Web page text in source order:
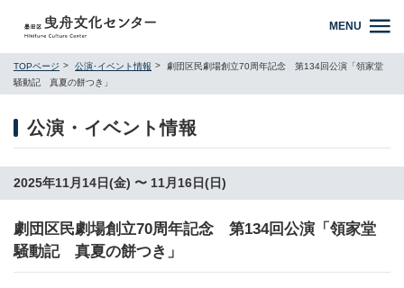
MENU
TOPページ 公演･イベント情報
劇団区民劇場創立70周年記念 第134回公演「領家堂
騒動記 真夏の餅󠄀つき」
公演・イベント情報
2025年11月14日(金) 〜 11月16日(日)
劇団区民劇場創立70周年記念 第134回公演「領家堂
騒動記 真夏の餅󠄀つき」